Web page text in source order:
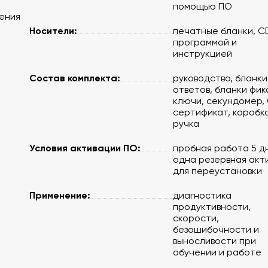
помощью ПО
Носители:
печатные бланки,
программой и
инструкцией
Состав комплекта:
руководство, бланки
ответов, бланки
ключи, секундомер,
сертификат,
ручка
Условия активации ПО:
пробная работа 5
одна резервная
для переустановки
Применение:
диагностика
продуктивности,
скорости,
безошибочности и
выносливости при
обучении и работе